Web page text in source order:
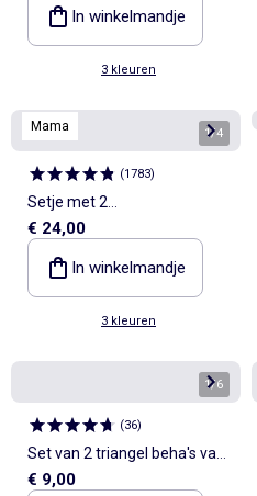
In winkelmandje
3 kleuren
Mama 1/4
(1783)
Setje met 2
borstvoedingsbeha's
€ 24,00
In winkelmandje
3 kleuren
1/6
(36)
Set van 2 triangel beha's van
microvezel
€ 9,00